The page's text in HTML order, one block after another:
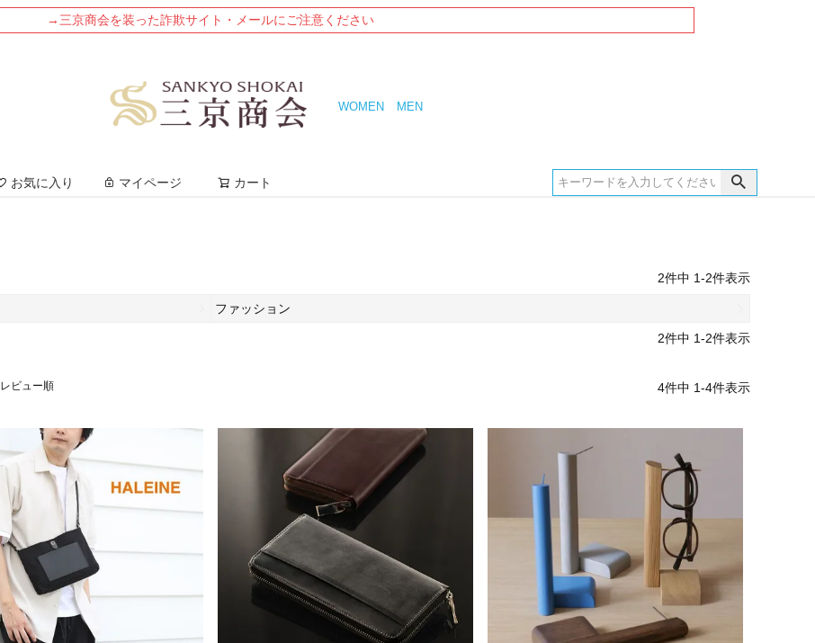
→三京商会を装った詐欺サイト・メールにご注意ください
WOMEN MEN
お気に入り マイページ カート
2件中 1-2件表示
ファッション
2件中 1-2件表示
レビュー順 4件中 1-4件表示